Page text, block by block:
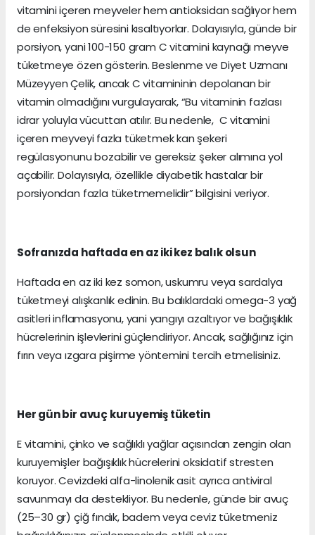
vitamini içeren meyveler hem antioksidan sağlıyor hem
de enfeksiyon süresini kısaltıyorlar. Dolayısıyla, günde bir
porsiyon, yani 100-150 gram C vitamini kaynağı meyve
tüketmeye özen gösterin. Beslenme ve Diyet Uzmanı
Müzeyyen Çelik, ancak C vitamininin depolanan bir
vitamin olmadığını vurgulayarak, “Bu vitaminin fazlası
idrar yoluyla vücuttan atılır. Bu nedenle, C vitamini
içeren meyveyi fazla tüketmek kan şekeri
regülasyonunu bozabilir ve gereksiz şeker alımına yol
açabilir. Dolayısıyla, özellikle diyabetik hastalar bir
porsiyondan fazla tüketmemelidir” bilgisini veriyor.
Sofranızda haftada en az iki kez balık olsun
Haftada en az iki kez somon, uskumru veya sardalya
tüketmeyi alışkanlık edinin. Bu balıklardaki omega-3 yağ
asitleri inflamasyonu, yani yangıyı azaltıyor ve bağışıklık
hücrelerinin işlevlerini güçlendiriyor. Ancak, sağlığınız için
fırın veya ızgara pişirme yöntemini tercih etmelisiniz.
Her gün bir avuç kuruyemiş tüketin
E vitamini, çinko ve sağlıklı yağlar açısından zengin olan
kuruyemişler bağışıklık hücrelerini oksidatif stresten
koruyor. Cevizdeki alfa-linolenik asit ayrıca antiviral
savunmayı da destekliyor. Bu nedenle, günde bir avuç
(25–30 gr) çiğ fındık, badem veya ceviz tüketmeniz